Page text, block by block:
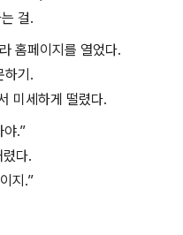
걸.
홈페이지를 열었다.
하기.
미세하게 떨렸다.
야.”
다.
지.”